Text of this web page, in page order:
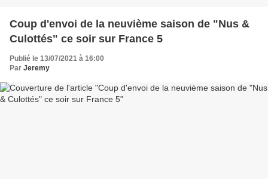
Coup d'envoi de la neuvième saison de "Nus &
Culottés" ce soir sur France 5
Publié le 13/07/2021 à 16:00
Par Jeremy